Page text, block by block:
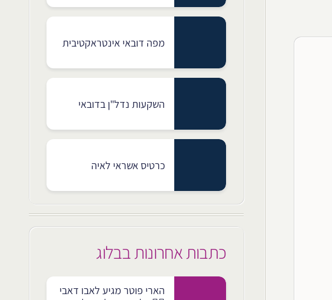
מפה דובאי אינטראקטיבית
השקעות נדל"ן בדובאי
כרטיס אשראי לאיה
כתבות אחרונות בבלוג
הארי פוטר מגיע לאבו דאבי